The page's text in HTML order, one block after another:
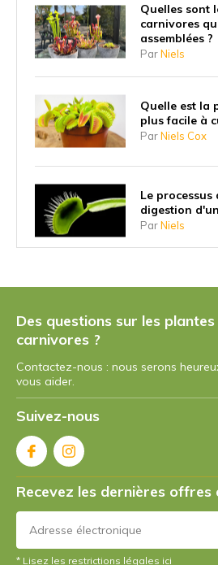
Quelles sont
carnivores
assemblées ?
ParNiels
Quelle est la
plus facile à
ParNiels Cox
Le
digestion
ParNiels
ont-elles
Par Niels
Quelle est la
ParNiels Cox
Comment
Des questions sur les plantes
carnivores ?
Contactez-nous : nous serons
vous aider.
Suivez-nous
Recevez les dernières
* Lisez les restrictions légales ici